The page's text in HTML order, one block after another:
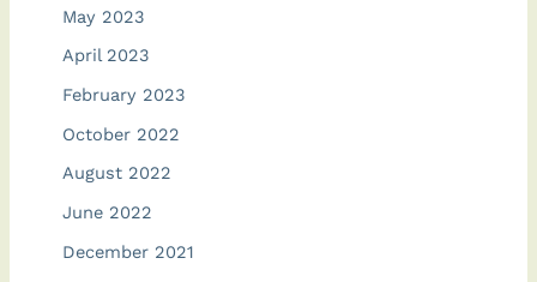
May 2023
April 2023
February 2023
October 2022
August 2022
June 2022
December 2021